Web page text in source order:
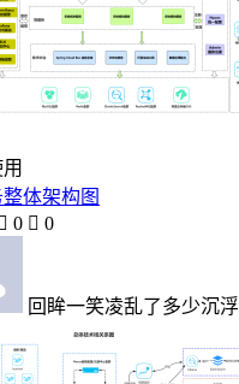
体架构图
 0  0
回眸一笑凌乱了多少沉浮